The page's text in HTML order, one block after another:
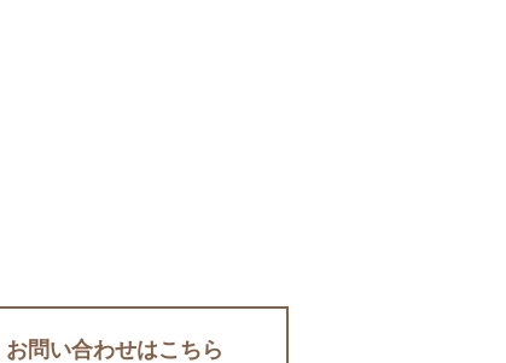
お問い合わせはこちら